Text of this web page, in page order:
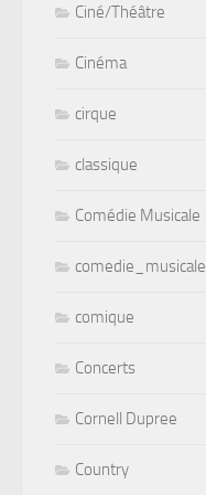
Ciné/Théâtre
Cinéma
cirque
classique
Comédie Musicale
comedie_musicale
comique
Concerts
Cornell Dupree
Country